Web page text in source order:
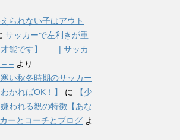
られない子はアウト
サッカーで左利きが重
能です】 – – | サッカ
– – より
い秋冬時期のサッカー
かればOK！】
に
【少
われる親の特徴【あな
ーとコーチとブログ よ